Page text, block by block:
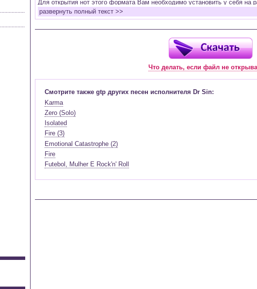
Для открытия нот этого формата Вам необходимо установить у себя на
(желательно, последней версии). Скачать её можно с официального
бесплатную версию на руском языке (Найти).
Запись музыкальных произведений для гитары, бас-гитары, банджо и
в виде табулатур или нотной графики (при создании табулатуры
Создание произведений для духовых, струнных, клавишных и других
Создание партий для барабанов и перкуссии;
Интеграция текста песен в ноты и привязка его к нотам дорожек с
Встроенный определитель и визуализатор аккордов для гитары;
Экспортирование музыкальных партитур в MIDI, ASCII, MusicXML, WAV,
к печати;
Импортирование из MIDI, ASCII,MusicXML, Power Tab (.ptb), TablEdit (.tef)
Виртуальный гитарный гриф, клавиатура фортепиано и панель ударных
ноты, проигрываемые в текущий момент. Удобное создание и
инструмента с их помощью;
развернуть полный текст >>
Что делать, если файл не
Смотрите также gtp других песен исполнителя Dr Sin:
Karma
Zero (Solo)
Isolated
Fire (3)
Emotional Catastrophe (2)
Fire
Futebol, Mulher E Rock'n' Roll